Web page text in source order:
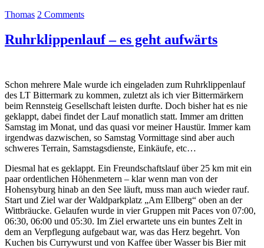
Thomas 2 Comments
Ruhrklippenlauf – es geht aufwärts
Schon mehrere Male wurde ich eingeladen zum Ruhrklippenlauf
des LT Bittermark zu kommen, zuletzt als ich vier Bittermärkern
beim Rennsteig Gesellschaft leisten durfte. Doch bisher hat es nie
geklappt, dabei findet der Lauf monatlich statt. Immer am dritten
Samstag im Monat, und das quasi vor meiner Haustür. Immer kam
irgendwas dazwischen, so Samstag Vormittage sind aber auch
schweres Terrain, Samstagsdienste, Einkäufe, etc…
Diesmal hat es geklappt. Ein Freundschaftslauf über 25 km mit ein
paar ordentlichen Höhenmetern – klar wenn man von der
Hohensyburg hinab an den See läuft, muss man auch wieder rauf.
Start und Ziel war der Waldparkplatz „Am Ellberg“ oben an der
Wittbräucke. Gelaufen wurde in vier Gruppen mit Paces von 07:00,
06:30, 06:00 und 05:30. Im Ziel erwartete uns ein buntes Zelt in
dem an Verpflegung aufgebaut war, was das Herz begehrt. Von
Kuchen bis Currywurst und von Kaffee über Wasser bis Bier mit